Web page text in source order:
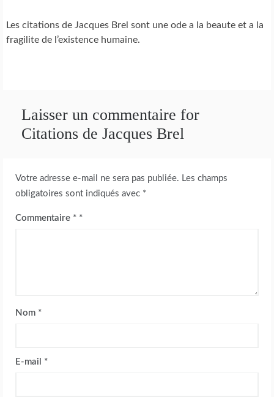
Les citations de Jacques Brel sont une ode a la beaute et a la
fragilite de l’existence humaine.
Laisser un commentaire for
Citations de Jacques Brel
Votre adresse e-mail ne sera pas publiée. Les champs
obligatoires sont indiqués avec *
Commentaire *
Nom *
E-mail *